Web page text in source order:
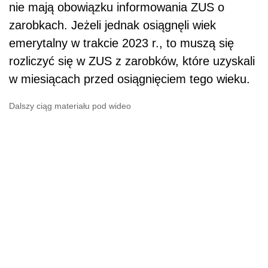
nie mają obowiązku informowania ZUS o
zarobkach. Jeżeli jednak osiągnęli wiek
emerytalny w trakcie 2023 r., to muszą się
rozliczyć się w ZUS z zarobków, które uzyskali
w miesiącach przed osiągnięciem tego wieku.
Dalszy ciąg materiału pod wideo